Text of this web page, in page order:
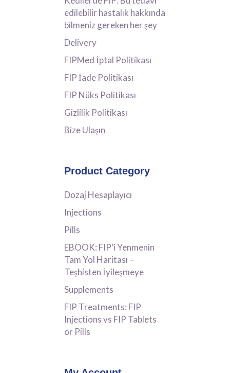
edilebilir hastalık hakkında
bilmeniz gereken her şey
Delivery
FIPMed İptal Politikası
FIP İade Politikası
FIP Nüks Politikası
Gizlilik Politikası
Bize Ulaşın
Product Category
Dozaj Hesaplayıcı
Injections
Pills
EBOOK: FIP’i Yenmenin
Tam Yol Haritası –
Teşhisten İyileşmeye
Supplements
FIP Treatments: FIP
Injections vs FIP Tablets
or Pills